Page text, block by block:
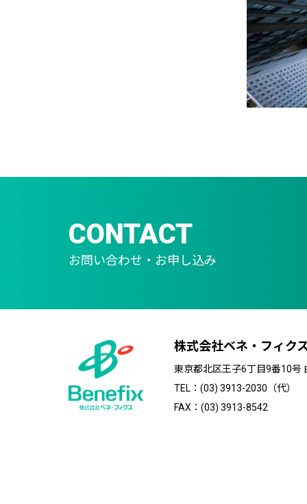
CONTACT
お問い合わせ・お申し込み
株式会社ベネ・フィク
東京都北区王子6丁目9番10号
TEL：(03) 3913-2030（代）
FAX：(03) 3913-8542